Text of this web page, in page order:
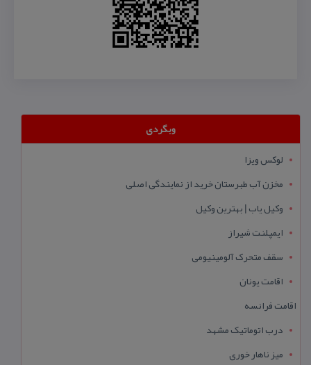
وبگردی
لوکس ویزا
مخزن آب طبرستان خرید از نمایندگی اصلی
وکیل یاب | بهترین وکیل
ایمپلنت شیراز
سقف متحرک آلومینیومی
اقامت یونان
اقامت فرانسه
درب اتوماتیک مشهد
میز ناهار خوری